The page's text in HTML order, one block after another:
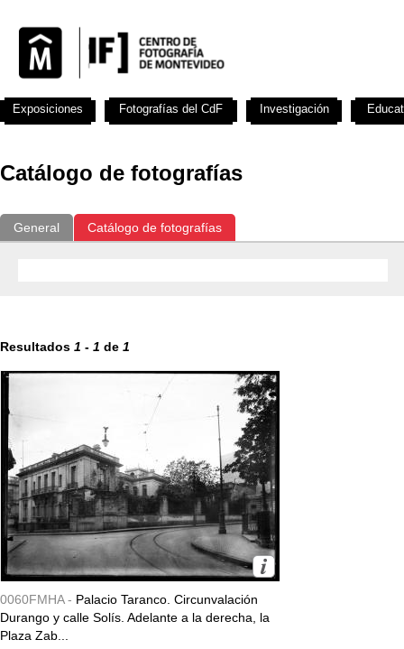
Catálogo de fotografías
General Catálogo de fotografías
Resultados 1 - 1 de 1
0060FMHA - Palacio Taranco. Circunvalación
Durango y calle Solís. Adelante a la derecha, la
Plaza Zab...
Exposiciones Fotografías del CdF Investigación